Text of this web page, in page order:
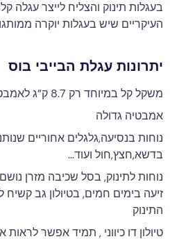
בעגלות תינוק והצליח לייצר עגלה
העיקריים שיש בעגלות יוקרה
יתרונות עגלת הבייבי בוס
משקל קל במיוחד רק 8.7 ק”ג לאמבטיה וטיולון
אמבטיה גדולה
נוחות בנסיעה,גלגלים אחוריים
בדשא,חצץ,חול ועוד…
נוחות לתינוק, בסל שכיבה מזרן נושם
זיעה בימים חמים, בטיולון גב
התינוק
טיולון דו כיווני , תמיד אפשר לראות